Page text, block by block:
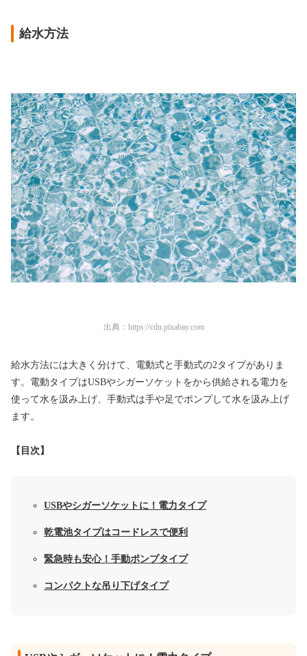
給水方法
出典： https://cdn.pixabay.com
給水方法には大きく分けて、電動式と手動式の2タイプがありま
す。電動タイプはUSBやシガーソケットをから供給される電力を
使って水を汲み上げ、手動式は手や足でポンプして水を汲み上げ
ます。
【目次】
USBやシガーソケットに！電力タイプ
乾電池タイプはコードレスで便利
緊急時も安心！手動ポンプタイプ
コンパクトな吊り下げタイプ